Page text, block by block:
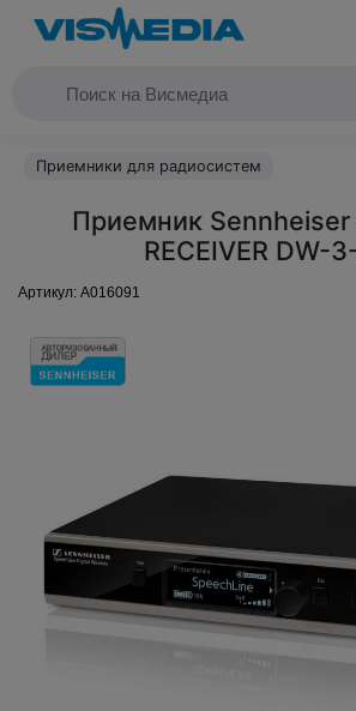
Приемники для радиосистем
Приемник Sennheiser
RECEIVER DW-
Артикул: A016091